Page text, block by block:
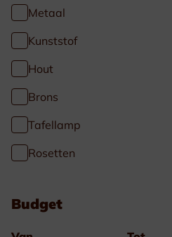
Metaal
Kunststof
Hout
Brons
Tafellamp
Rosetten
Budget